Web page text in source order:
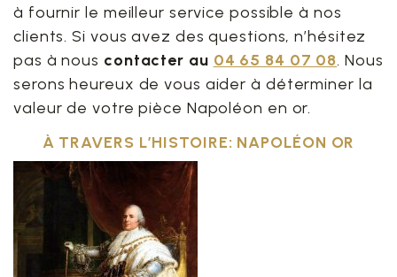
à fournir le meilleur service possible à nos
clients. Si vous avez des questions, n’hésitez
pas à nous contacter au 04 65 84 07 08. Nous
serons heureux de vous aider à déterminer la
valeur de votre pièce Napoléon en or.
À TRAVERS L’HISTOIRE: NAPOLÉON OR